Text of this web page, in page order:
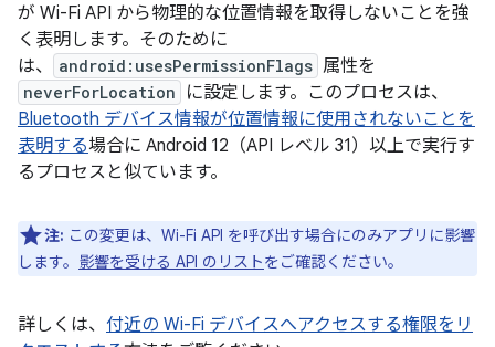
が Wi-Fi API から物理的な位置情報を取得しないことを強
く表明します。そのために
は、
android:usesPermissionFlags 属性を
neverForLocation
に設定します。このプロセスは、
Bluetooth デバイス情報が位置情報に使用されないことを
表明する場合に Android 12（API レベル 31）以上で実行す
るプロセスと似ています。
注: この変更は、Wi-Fi API を呼び出す場合にのみアプリに影響
します。 影響を受ける API のリストをご確認ください。
詳しくは、 付近の Wi-Fi デバイスへアクセスする権限をリ